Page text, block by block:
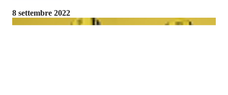
8 settembre 2022